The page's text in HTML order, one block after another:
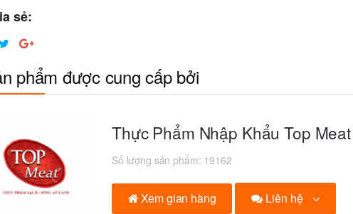
sẻ:
phẩm được cung cấp bởi
Thực Phẩm Nhập Khẩu Top Meat
Số lượng sản phẩm: 19162
Xem gian hàng Liên hệ